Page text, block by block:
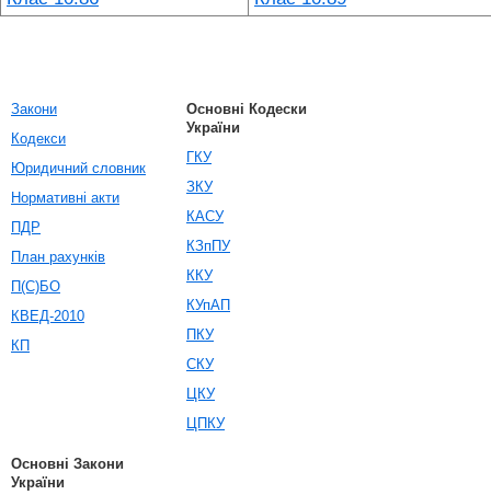
Закони
Кодекси
Юридичний словник
Нормативні акти
ПДР
План рахунків
П(С)БО
КВЕД-2010
КП
Основні Кодески
України
ГКУ
ЗКУ
КАСУ
КЗпПУ
ККУ
КУпАП
ПКУ
СКУ
ЦКУ
ЦПКУ
Основні Закони
України